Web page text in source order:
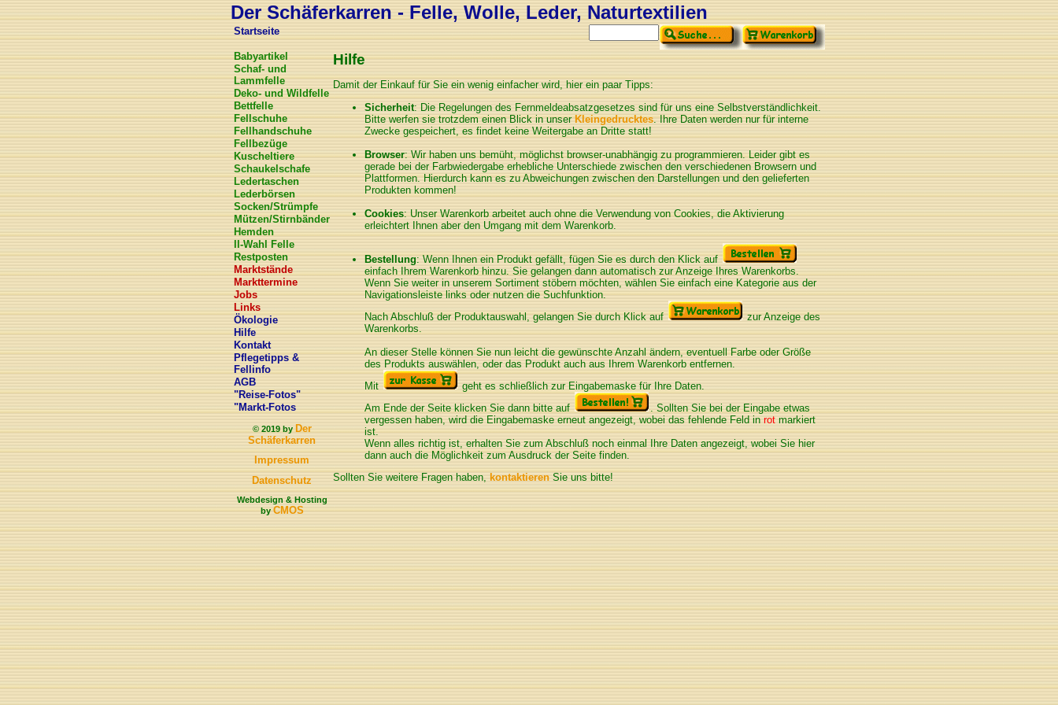
Der Schäferkarren - Felle, Wolle, Leder, Naturtextilien
Startseite
Babyartikel
Schaf- und
Lammfelle
Deko- und Wildfelle
Bettfelle
Fellschuhe
Fellhandschuhe
Fellbezüge
Kuscheltiere
Schaukelschafe
Ledertaschen
Lederbörsen
Socken/Strümpfe
Mützen/Stirnbänder
Hemden
II-Wahl Felle
Restposten
Marktstände
Markttermine
Jobs
Links
Ökologie
Hilfe
Kontakt
Pflegetipps &
Fellinfo
AGB
"Reise-Fotos"
"Markt-Fotos
© 2019 byDer
Schäferkarren
Impressum
Datenschutz
Webdesign & Hosting
byCMOS
Hilfe
Damit der Einkauf für Sie ein wenig einfacher wird, hier ein paar Tipps:
Sicherheit: Die Regelungen des Fernmeldeabsatzgesetzes sind für uns eine Selbstverständlichkeit.
Bitte werfen sie trotzdem einen Blick in unserKleingedrucktes. Ihre Daten werden nur für interne
Zwecke gespeichert, es findet keine Weitergabe an Dritte statt!
Browser: Wir haben uns bemüht, möglichst browser-unabhängig zu programmieren. Leider gibt es
gerade bei der Farbwiedergabe erhebliche Unterschiede zwischen den verschiedenen Browsern und
Plattformen. Hierdurch kann es zu Abweichungen zwischen den Darstellungen und den gelieferten
Produkten kommen!
Cookies: Unser Warenkorb arbeitet auch ohne die Verwendung von Cookies, die Aktivierung
erleichtert Ihnen aber den Umgang mit dem Warenkorb.
Bestellung: Wenn Ihnen ein Produkt gefällt, fügen Sie es durch den Klick auf
einfach Ihrem Warenkorb hinzu. Sie gelangen dann automatisch zur Anzeige Ihres Warenkorbs.
Wenn Sie weiter in unserem Sortiment stöbern möchten, wählen Sie einfach eine Kategorie aus der
Navigationsleiste links oder nutzen die Suchfunktion.
Nach Abschluß der Produktauswahl, gelangen Sie durch Klick auf
zur Anzeige des
Warenkorbs.
An dieser Stelle können Sie nun leicht die gewünschte Anzahl ändern, eventuell Farbe oder Größe
des Produkts auswählen, oder das Produkt auch aus Ihrem Warenkorb entfernen.
Mit
geht es schließlich zur Eingabemaske für Ihre Daten.
Am Ende der Seite klicken Sie dann bitte auf
. Sollten Sie bei der Eingabe etwas
vergessen haben, wird die Eingabemaske erneut angezeigt, wobei das fehlende Feld in rot markiert
ist.
Wenn alles richtig ist, erhalten Sie zum Abschluß noch einmal Ihre Daten angezeigt, wobei Sie hier
dann auch die Möglichkeit zum Ausdruck der Seite finden.
Sollten Sie weitere Fragen haben,
kontaktieren Sie uns bitte!